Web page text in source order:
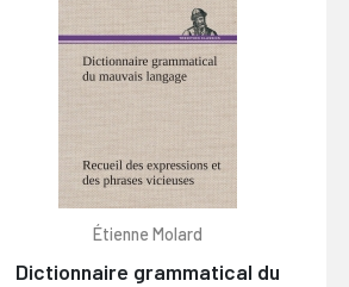
Étienne Molard
Dictionnaire grammatical du